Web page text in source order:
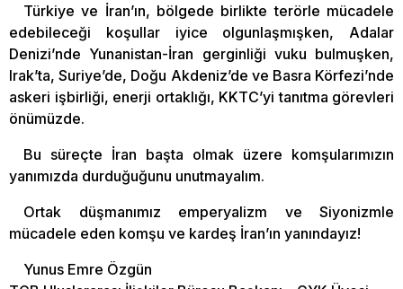
Türkiye ve İran’ın, bölgede birlikte terörle mücadele
edebileceği koşullar iyice olgunlaşmışken, Adalar
Denizi’nde Yunanistan-İran gerginliği vuku bulmuşken,
Irak’ta, Suriye’de, Doğu Akdeniz’de ve Basra Körfezi’nde
askeri işbirliği, enerji ortaklığı, KKTC’yi tanıtma görevleri
önümüzde.
Bu süreçte İran başta olmak üzere komşularımızın
yanımızda durduğuğunu unutmayalım.
Ortak düşmanımız emperyalizm ve Siyonizmle
mücadele eden komşu ve kardeş İran’ın yanındayız!
Yunus Emre Özgün